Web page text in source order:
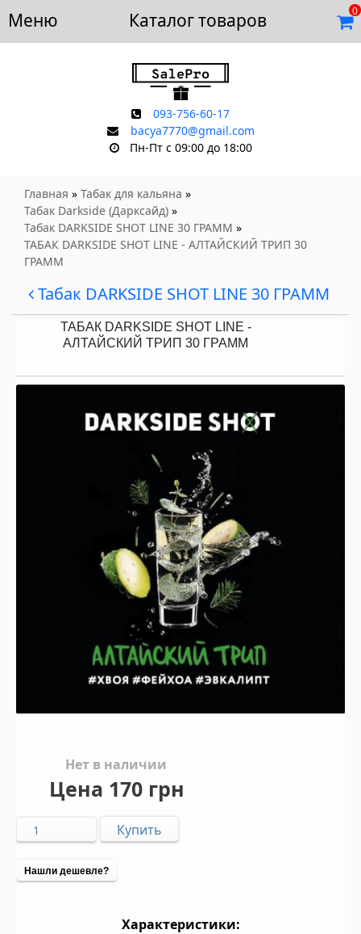
Меню Каталог товаров 0
Доставка и оплата Отзывы Скидки Контакты
093-756-60-17
bacya7770@gmail.com
Пн-Пт с 09:00 до 18:00
Главная » Табак для кальяна »
Табак Darkside (Дарксайд) »
Табак DARKSIDE SHOT LINE 30 ГРАММ »
ТАБАК DARKSIDE SHOT LINE - АЛТАЙСКИЙ ТРИП 30
ГРАММ
Табак DARKSIDE SHOT LINE 30 ГРАММ
ТАБАК DARKSIDE SHOT LINE -
АЛТАЙСКИЙ ТРИП 30 ГРАММ
Нет в наличии
Цена 170 грн
Нашли дешевле?
Характеристики: